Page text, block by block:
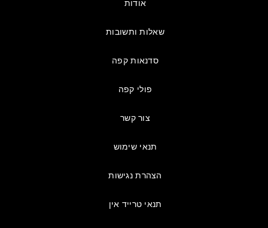
אודות
שאלות ותשובות
סדנאות קפה
פולי קפה
צור קשר
תנאי שימוש
הצהרת נגישות
תנאי טרייד אין